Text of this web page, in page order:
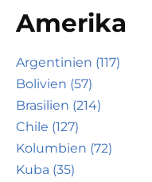
Amerika
Argentinien (117)
Bolivien (57)
Brasilien (214)
Chile (127)
Kolumbien (72)
Kuba (35)